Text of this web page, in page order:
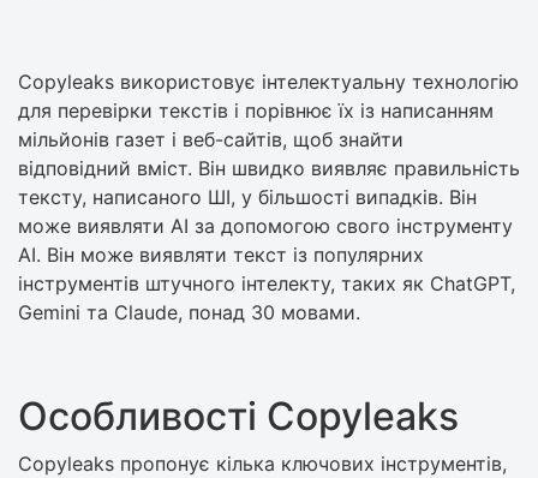
Copyleaks використовує інтелектуальну технологію
для перевірки текстів і порівнює їх із написанням
мільйонів газет і веб-сайтів, щоб знайти
відповідний вміст. Він швидко виявляє правильність
тексту, написаного ШІ, у більшості випадків. Він
може виявляти AI за допомогою свого інструменту
AI. Він може виявляти текст із популярних
інструментів штучного інтелекту, таких як ChatGPT,
Gemini та Claude, понад 30 мовами.
Особливості Copyleaks
Copyleaks пропонує кілька ключових інструментів,